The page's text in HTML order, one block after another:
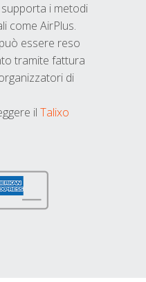
i metodi
come AirPlus.
essere reso
tramite fattura
di
il Talixo